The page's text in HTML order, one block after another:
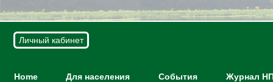
Личный кабинет
Home Для населения События Журнал